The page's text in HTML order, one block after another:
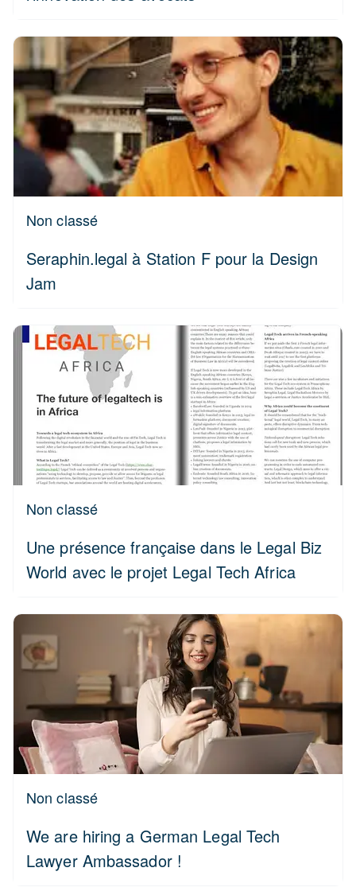
Non classé
Seraphin.legal à Station F pour la Design
Jam
Non classé
Une présence française dans le Legal Biz
World avec le projet Legal Tech Africa
Non classé
We are hiring a German Legal Tech
Lawyer Ambassador !